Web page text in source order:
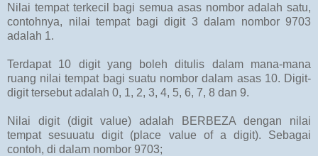
Nilai tempat terkecil bagi semua asas nombor adalah satu,
contohnya, nilai tempat bagi digit 3 dalam nombor 9703
adalah 1.
Terdapat 10 digit yang boleh ditulis dalam mana-mana
ruang nilai tempat bagi suatu nombor dalam asas 10. Digit-
digit tersebut adalah 0, 1, 2, 3, 4, 5, 6, 7, 8 dan 9.
Nilai digit (digit value) adalah BERBEZA dengan nilai
tempat sesuuatu digit (place value of a digit). Sebagai
contoh, di dalam nombor 9703;